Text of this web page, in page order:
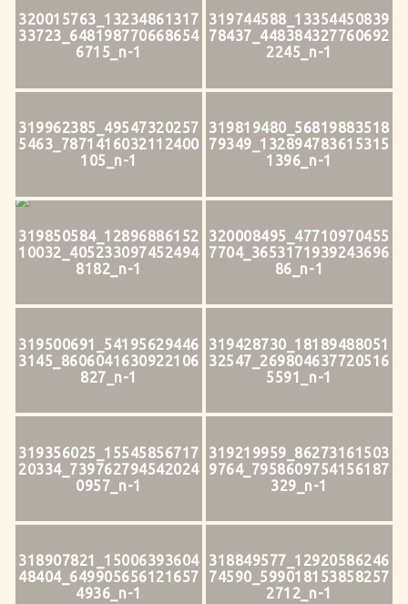
320015763_13234861317
33723_648198770668654
6715_n-1
319744588_13354450839
78437_448384327760692
2245_n-1
319962385_49547320257
5463_7871416032112400
105_n-1
319819480_56819883518
79349_132894783615315
1396_n-1
319850584_12896886152
10032_405233097452494
8182_n-1
320008495_47710970455
7704_3653171939243696
86_n-1
319500691_54195629446
3145_8606041630922106
827_n-1
319428730_18189488051
32547_269804637720516
5591_n-1
319356025_15545856717
20334_739762794542024
0957_n-1
319219959_86273161503
9764_7958609754156187
329_n-1
318907821_15006393604
48404_649905656121657
4936_n-1
318849577_12920586246
74590_599018153858257
2712_n-1